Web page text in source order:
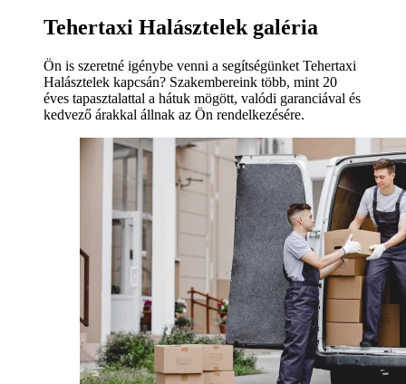
Tehertaxi Halásztelek galéria
Ön is szeretné igénybe venni a segítségünket Tehertaxi
Halásztelek kapcsán? Szakembereink több, mint 20
éves tapasztalattal a hátuk mögött, valódi garanciával és
kedvező árakkal állnak az Ön rendelkezésére.